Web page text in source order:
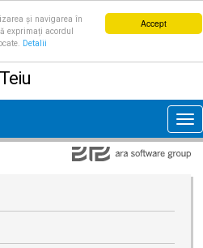
Accept
și navigarea în
exprimați acordul
Detalii